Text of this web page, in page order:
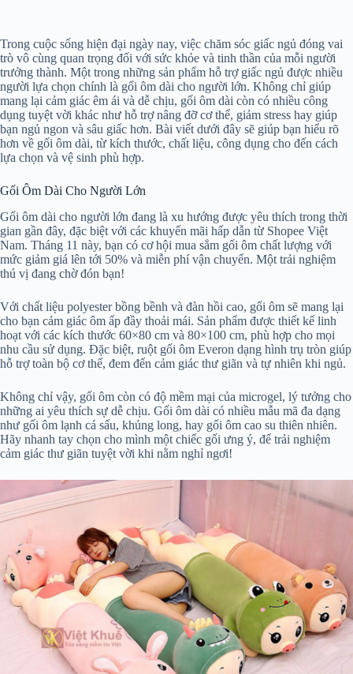
Trong cuộc sống hiện đại ngày nay, việc chăm sóc giấc ngủ đóng vai
trò vô cùng quan trọng đối với sức khỏe và tinh thần của mỗi người
trưởng thành. Một trong những sản phẩm hỗ trợ giấc ngủ được nhiều
người lựa chọn chính là gối ôm dài cho người lớn. Không chỉ giúp
mang lại cảm giác êm ái và dễ chịu, gối ôm dài còn có nhiều công
dụng tuyệt vời khác như hỗ trợ nâng đỡ cơ thể, giảm stress hay giúp
bạn ngủ ngon và sâu giấc hơn. Bài viết dưới đây sẽ giúp bạn hiểu rõ
hơn về gối ôm dài, từ kích thước, chất liệu, công dụng cho đến cách
lựa chọn và vệ sinh phù hợp.
Gối Ôm Dài Cho Người Lớn
Gối ôm dài cho người lớn đang là xu hướng được yêu thích trong thời
gian gần đây, đặc biệt với các khuyến mãi hấp dẫn từ Shopee Việt
Nam. Tháng 11 này, bạn có cơ hội mua sắm gối ôm chất lượng với
mức giảm giá lên tới 50% và miễn phí vận chuyển. Một trải nghiệm
thú vị đang chờ đón bạn!
Với chất liệu polyester bồng bềnh và đàn hồi cao, gối ôm sẽ mang lại
cho bạn cảm giác ôm ấp đầy thoải mái. Sản phẩm được thiết kế linh
hoạt với các kích thước 60×80 cm và 80×100 cm, phù hợp cho mọi
nhu cầu sử dụng. Đặc biệt, ruột gối ôm Everon dạng hình trụ tròn giúp
hỗ trợ toàn bộ cơ thể, đem đến cảm giác thư giãn và tự nhiên khi ngủ.
Không chỉ vậy, gối ôm còn có độ mềm mại của microgel, lý tưởng cho
những ai yêu thích sự dễ chịu. Gối ôm dài có nhiều mẫu mã đa dạng
như gối ôm lạnh cá sấu, khủng long, hay gối ôm cao su thiên nhiên.
Hãy nhanh tay chọn cho mình một chiếc gối ưng ý, để trải nghiệm
cảm giác thư giãn tuyệt vời khi nằm nghỉ ngơi!